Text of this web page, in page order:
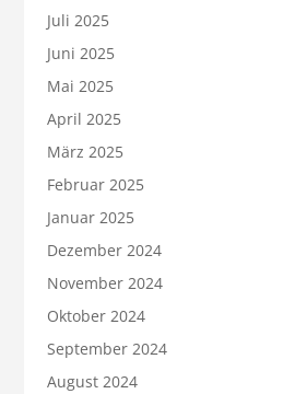
Juli 2025
Juni 2025
Mai 2025
April 2025
März 2025
Februar 2025
Januar 2025
Dezember 2024
November 2024
Oktober 2024
September 2024
August 2024